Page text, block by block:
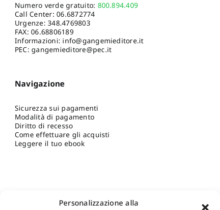
Personalizzazione alla
Numero verde gratuito: 800.894.409
Call Center:06.6872774
Urgenze:348.4769803
FAX: 06.68806189
Informazioni: info@gangemieditore.it
PEC: gangemieditore@pec.it
Navigazione
Sicurezza sui pagamenti
Modalità di pagamento
Diritto di recesso
Come effettuare gli acquisti
Leggere il tuo ebook